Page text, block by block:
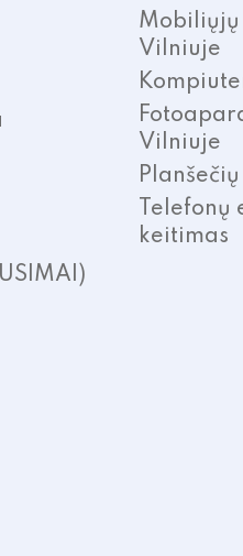
Mobiliųjų
Vilniuje
Vilniuje
keitimas